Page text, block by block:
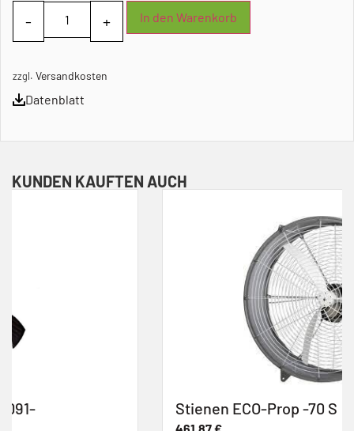
In den Warenkorb
zzgl. Versandkosten
Datenblatt
KUNDEN KAUFTEN AUCH
Stienen ECO-Prop -70 S